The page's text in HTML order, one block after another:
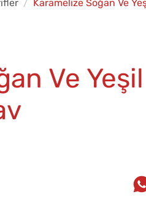
Karamelize Soğan Ve
Ve Yeşil